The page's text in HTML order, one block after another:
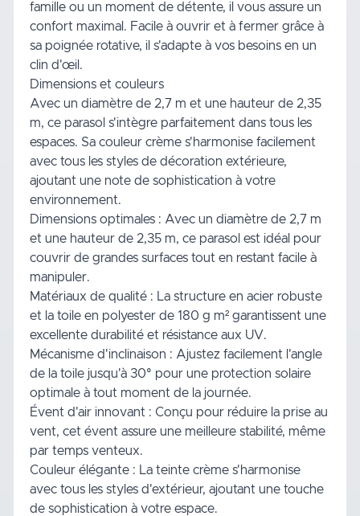
famille ou un moment de détente, il vous assure un
confort maximal. Facile à ouvrir et à fermer grâce à
sa poignée rotative, il s'adapte à vos besoins en un
clin d'œil.
Dimensions et couleurs
Avec un diamètre de 2,7 m et une hauteur de 2,35
m, ce parasol s'intègre parfaitement dans tous les
espaces. Sa couleur crème s'harmonise facilement
avec tous les styles de décoration extérieure,
ajoutant une note de sophistication à votre
environnement.
Dimensions optimales : Avec un diamètre de 2,7 m
et une hauteur de 2,35 m, ce parasol est idéal pour
couvrir de grandes surfaces tout en restant facile à
manipuler.
Matériaux de qualité : La structure en acier robuste
et la toile en polyester de 180 g m² garantissent une
excellente durabilité et résistance aux UV.
Mécanisme d'inclinaison : Ajustez facilement l'angle
de la toile jusqu'à 30° pour une protection solaire
optimale à tout moment de la journée.
Évent d'air innovant : Conçu pour réduire la prise au
vent, cet évent assure une meilleure stabilité, même
par temps venteux.
Couleur élégante : La teinte crème s'harmonise
avec tous les styles d'extérieur, ajoutant une touche
de sophistication à votre espace.